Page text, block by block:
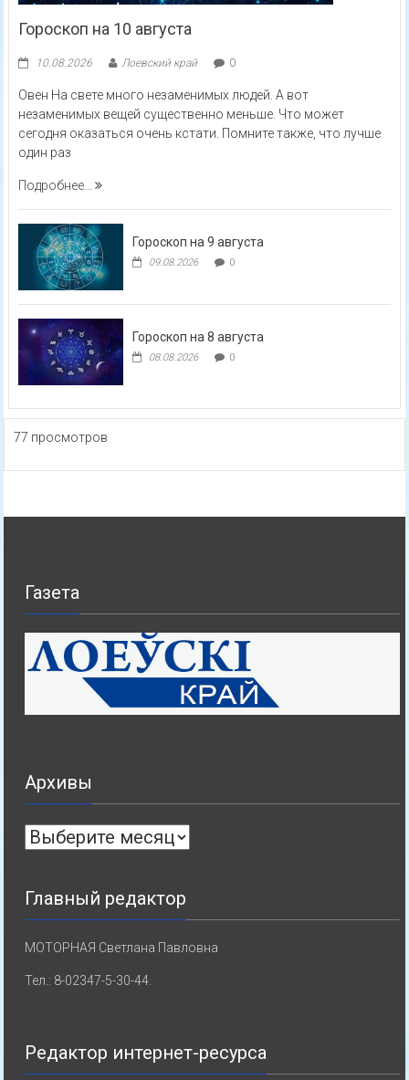
Гороскоп на 10 августа
10.08.2026 Лоевский край 0
Овен На свете много незаменимых людей. А вот
незаменимых вещей существенно меньше. Что может
сегодня оказаться очень кстати. Помните также, что лучше
один раз
Подробнее...
Гороскоп на 9 августа
09.08.2026 0
Гороскоп на 8 августа
08.08.2026 0
77 просмотров
Газета
Архивы
Архивы
Главный редактор
МОТОРНАЯ Светлана Павловна
Тел.: 8-02347-5-30-44.
Редактор интернет-ресурса